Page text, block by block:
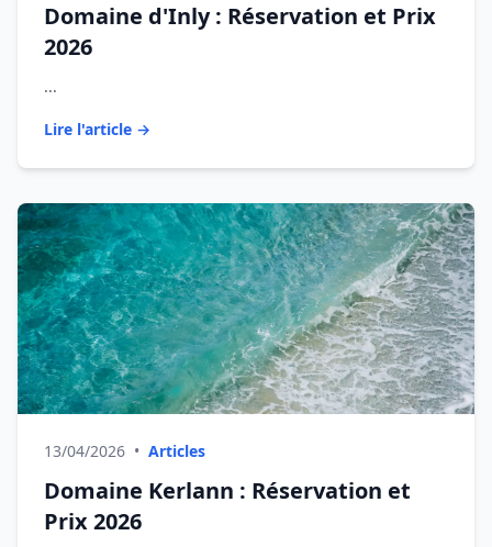
Domaine d'Inly : Réservation et Prix
2026
...
Lire l'article →
13/04/2026 • Articles
Domaine Kerlann : Réservation et
Prix 2026